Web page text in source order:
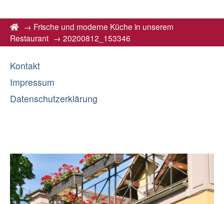
→ Frische und moderne Küche in unserem
Restaurant → 20200812_153346
Kontakt
Impressum
Datenschutzerklärung